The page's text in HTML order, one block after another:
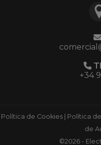
+34
Política de Cookies Política
de
©2026 -